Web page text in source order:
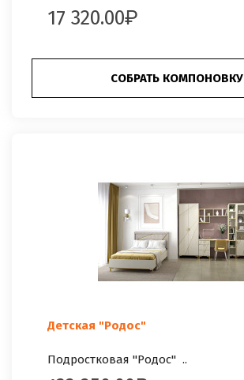
17 320.00
СОБРАТЬ КОМПОНОВКУ
Детская "Родос"
Подростковая "Родос" ..